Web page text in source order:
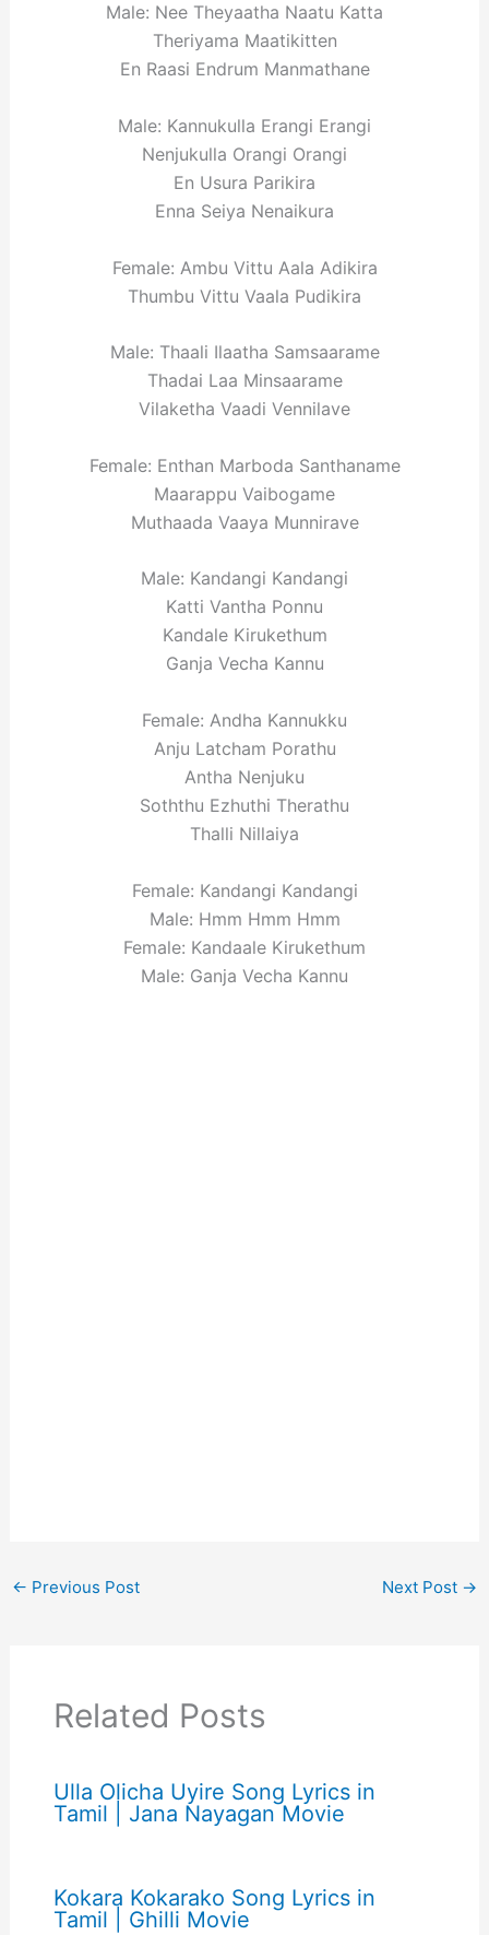
Male: Nee Theyaatha Naatu Katta
Theriyama Maatikitten
En Raasi Endrum Manmathane
Male: Kannukulla Erangi Erangi
Nenjukulla Orangi Orangi
En Usura Parikira
Enna Seiya Nenaikura
Female: Ambu Vittu Aala Adikira
Thumbu Vittu Vaala Pudikira
Male: Thaali Ilaatha Samsaarame
Thadai Laa Minsaarame
Vilaketha Vaadi Vennilave
Female: Enthan Marboda Santhaname
Maarappu Vaibogame
Muthaada Vaaya Munnirave
Male: Kandangi Kandangi
Katti Vantha Ponnu
Kandale Kirukethum
Ganja Vecha Kannu
Female: Andha Kannukku
Anju Latcham Porathu
Antha Nenjuku
Soththu Ezhuthi Therathu
Thalli Nillaiya
Female: Kandangi Kandangi
Male: Hmm Hmm Hmm
Female: Kandaale Kirukethum
Male: Ganja Vecha Kannu
← Previous Post Next Post →
Related Posts
Ulla Olicha Uyire Song Lyrics in
Tamil | Jana Nayagan Movie
Kokara Kokarako Song Lyrics in
Tamil | Ghilli Movie